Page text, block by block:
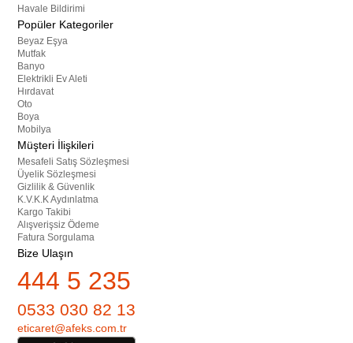
Havale Bildirimi
Popüler Kategoriler
Beyaz Eşya
Mutfak
Banyo
Elektrikli Ev Aleti
Hırdavat
Oto
Boya
Mobilya
Müşteri İlişkileri
Mesafeli Satış Sözleşmesi
Üyelik Sözleşmesi
Gizlilik & Güvenlik
K.V.K.K Aydınlatma
Kargo Takibi
Alışverişsiz Ödeme
Fatura Sorgulama
Bize Ulaşın
444 5 235
0533 030 82 13
eticaret@afeks.com.tr